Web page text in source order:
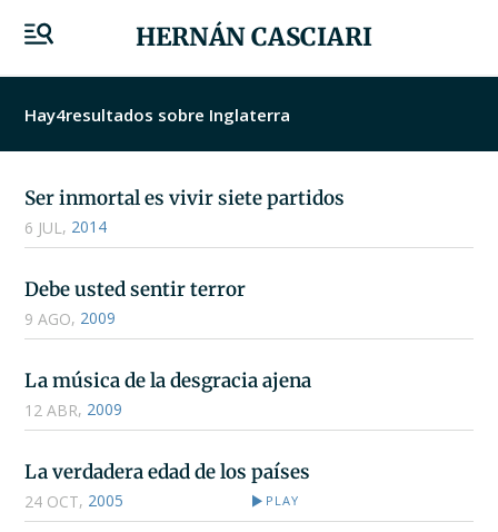
HERNÁN CASCIARI
Hay4resultados sobre Inglaterra
Ser inmortal es vivir siete partidos
6 JUL , 2014
Debe usted sentir terror
9 AGO, 2009
La música de la desgracia ajena
12 ABR, 2009
La verdadera edad de los países
24 OCT, 2005 PLAY